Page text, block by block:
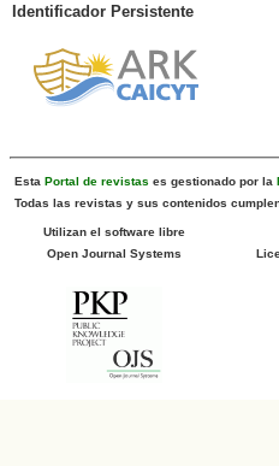
Identificador Persistente
Esta Portal de revistas es gestionado por la
Todas las revistas y sus contenidos
Utilizan el software libre
Open Journal Systems